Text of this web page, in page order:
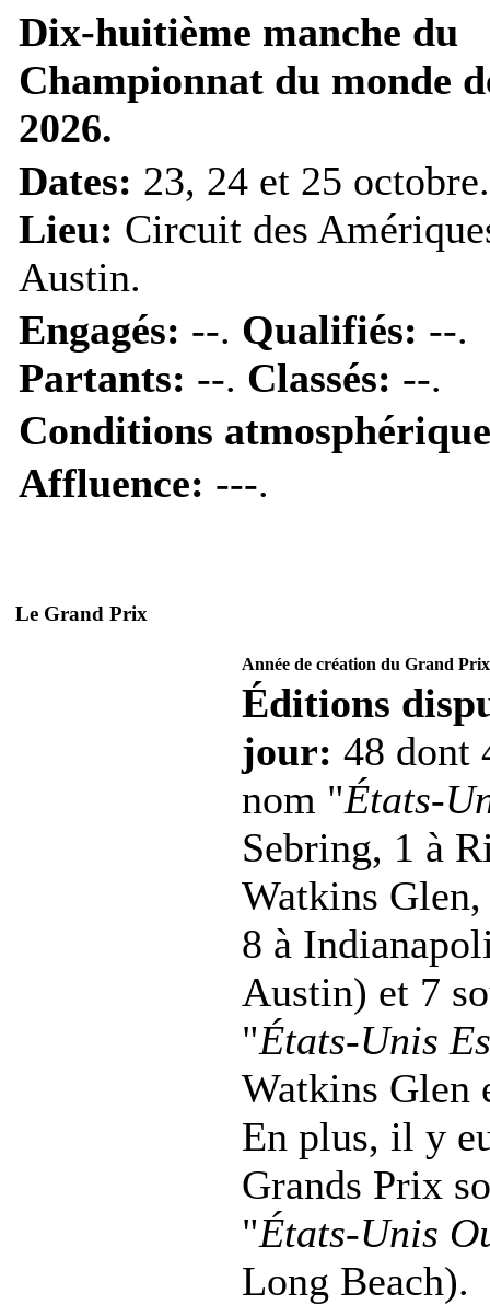
Dix-huitième manche du
Championnat du monde
2026.
Dates: 23, 24 et 25 octobre.
Lieu: Circuit des
Austin.
Engagés: --. Qualifiés: --.
Partants: --. Classés: --.
Conditions
Affluence: ---.
Le Grand Prix
Année de création du Grand
Éditions
jour: 48 dont
nom "États-
Sebring, 1 à
Watkins
8 à
Austin) et 7
"États-Unis
Watkins Glen
En plus, il y
Grands Prix
"États-Unis
Long Beach).